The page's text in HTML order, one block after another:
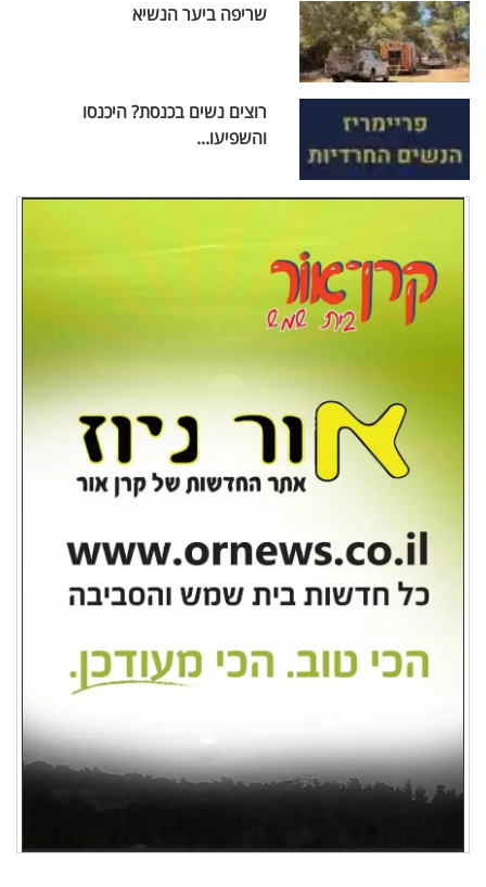
שריפה ביער הנשיא
רוצים נשים בכנסת? היכנסו
והשפיעו...